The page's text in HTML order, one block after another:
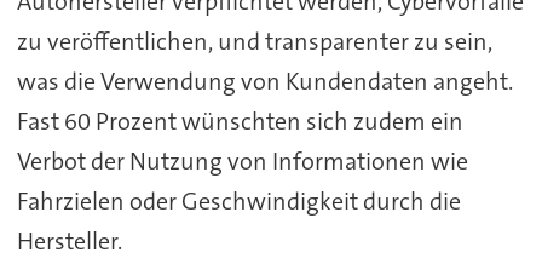
zu veröffentlichen, und transparenter zu sein,
was die Verwendung von Kundendaten angeht.
Fast 60 Prozent wünschten sich zudem ein
Verbot der Nutzung von Informationen wie
Fahrzielen oder Geschwindigkeit durch die
Hersteller.